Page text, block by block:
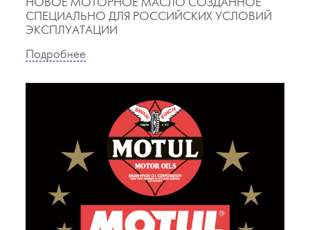
НОВОЕ МОТОРНОЕ МАСЛО СОЗДАННОЕ
СПЕЦИАЛЬНО ДЛЯ РОССИЙСКИХ УСЛОВИЙ
ЭКСПЛУАТАЦИИ
Подробнее